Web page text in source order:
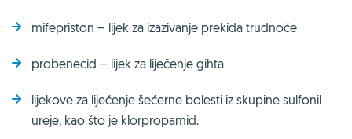
mifepriston – lijek za izazivanje prekida trudnoće
probenecid – lijek za liječenje gihta
lijekove za liječenje šećerne bolesti iz skupine sulfonil
ureje, kao što je klorpropamid.